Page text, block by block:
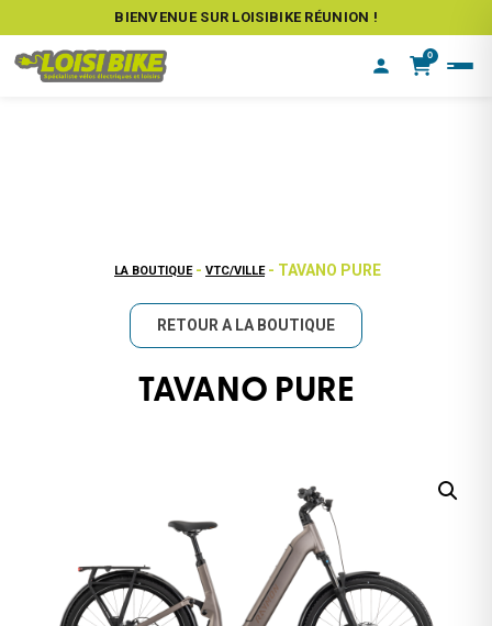
BIENVENUE SUR LOISIBIKE RÉUNION !
0
LA BOUTIQUE - VTC/VILLE - TAVANO PURE
RETOUR A LA BOUTIQUE
TAVANO PURE